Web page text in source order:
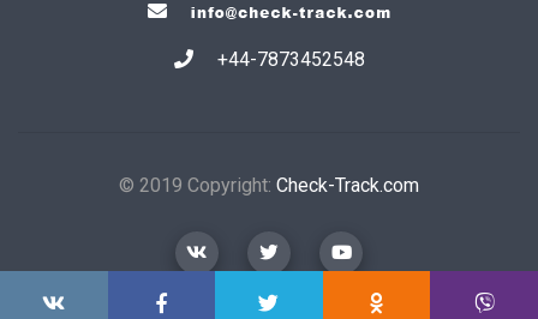
+44-7873452548
© 2019 Copyright: Check-Track.com